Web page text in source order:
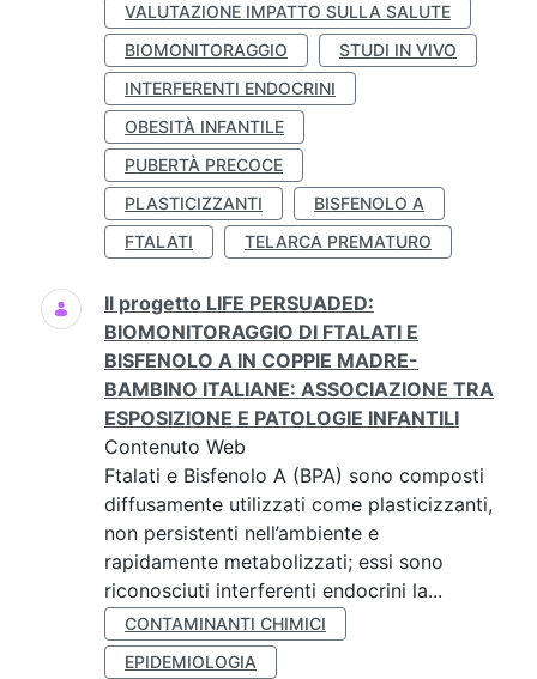
VALUTAZIONE IMPATTO SULLA SALUTE
BIOMONITORAGGIO
STUDI IN VIVO
INTERFERENTI ENDOCRINI
OBESITÀ INFANTILE
PUBERTÀ PRECOCE
PLASTICIZZANTI
BISFENOLO A
FTALATI
TELARCA PREMATURO
Il progetto LIFE PERSUADED:
BIOMONITORAGGIO DI FTALATI E
BISFENOLO A IN COPPIE MADRE-
BAMBINO ITALIANE: ASSOCIAZIONE TRA
ESPOSIZIONE E PATOLOGIE INFANTILI
Contenuto Web
Ftalati e Bisfenolo A (BPA) sono composti
diffusamente utilizzati come plasticizzanti,
non persistenti nell’ambiente e
rapidamente metabolizzati; essi sono
riconosciuti interferenti endocrini la...
CONTAMINANTI CHIMICI
EPIDEMIOLOGIA